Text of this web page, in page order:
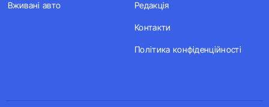
Вживані авто Редакція
Контакти
Політика конфіденційності